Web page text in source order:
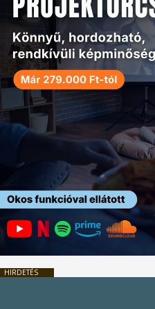
HIRDETÉS